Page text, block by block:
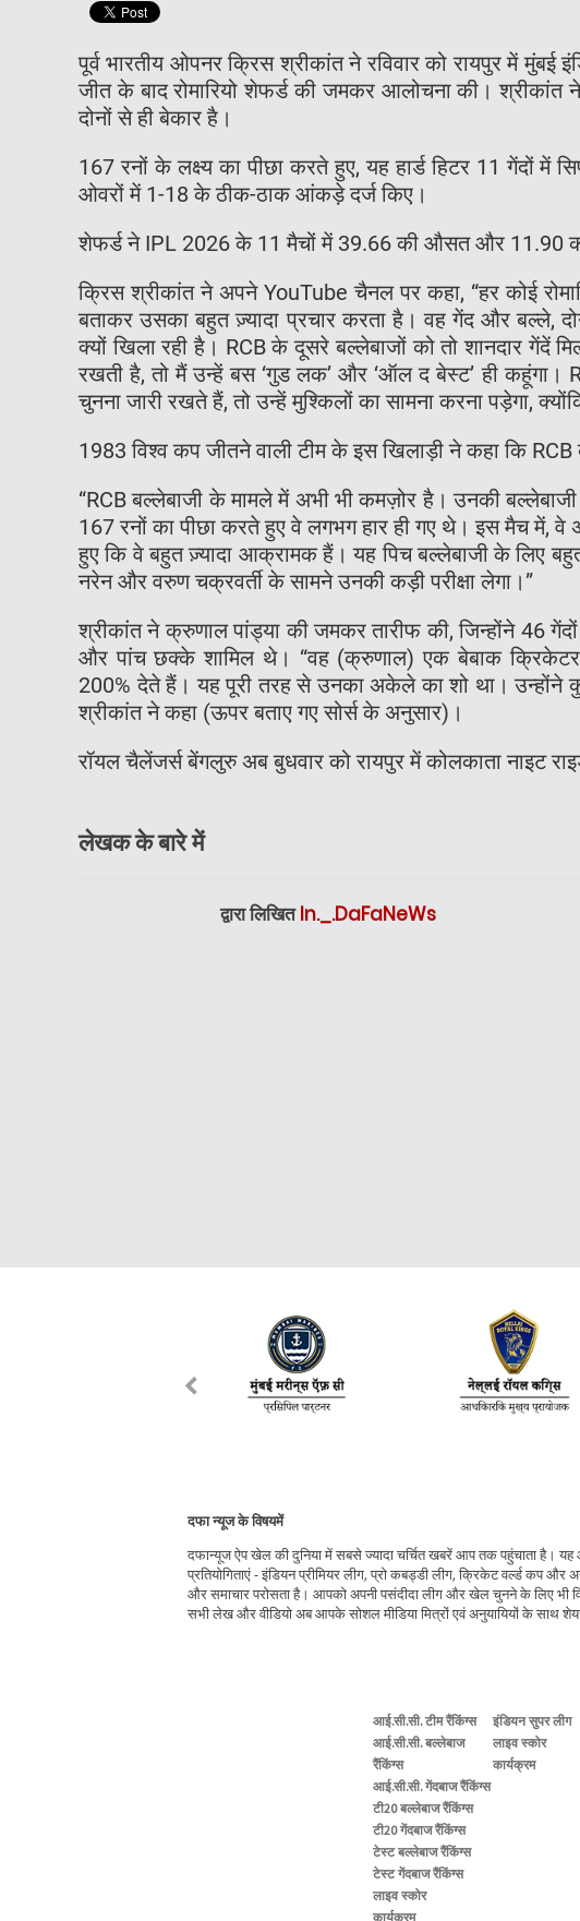
पूर्व भारतीय ओपनर क्रिस श्रीकांत ने रविवार को रायपुर में
जीत के बाद रोमारियो शेफर्ड की जमकर आलोचना की।
दोनों से ही बेकार है।
167 रनों के लक्ष्य का पीछा करते हुए, यह हार्ड हिटर 11 गेंदों में
ओवरों में 1-18 के ठीक-ठाक आंकड़े दर्ज किए।
शेफर्ड ने IPL 2026 के 11 मैचों में 39.66 की औसत और 11.90
क्रिस श्रीकांत ने अपने YouTube चैनल पर कहा, “हर कोई
बताकर उसका बहुत ज़्यादा प्रचार करता है। वह गेंद और बल्ले,
क्यों खिला रही है। RCB के दूसरे बल्लेबाजों को तो शानदार गेंदें
रखती है, तो मैं उन्हें बस ‘गुड लक’ और ‘ऑल द बेस्ट’ ही कहूंगा।
चुनना जारी रखते हैं, तो उन्हें मुश्किलों का सामना करना पड़ेगा,
1983 विश्व कप जीतने वाली टीम के इस खिलाड़ी ने कहा कि
“RCB बल्लेबाजी के मामले में अभी भी कमज़ोर है। उनकी
167 रनों का पीछा करते हुए वे लगभग हार ही गए थे। इस मैच में, वे
हुए कि वे बहुत ज़्यादा आक्रामक हैं। यह पिच बल्लेबाजी के लिए
नरेन और वरुण चक्रवर्ती के सामने उनकी कड़ी परीक्षा लेगा।”
श्रीकांत ने क्रुणाल पांड्या की जमकर तारीफ की, जिन्होंने 46
और पांच छक्के शामिल थे। “वह (क्रुणाल) एक बेबाक क्रिकेटर
200% देते हैं। यह पूरी तरह से उनका अकेले का शो था।
श्रीकांत ने कहा (ऊपर बताए गए सोर्स के अनुसार)।
रॉयल चैलेंजर्स बेंगलुरु अब बुधवार को रायपुर में कोलकाता नाइट
लेखक के बारे में
द्वारा लिखितIn._.DaFaNeWs
दफा न्यूज के विषयमें
दफान्यूज ऐप खेल की दुनिया में सबसे ज्यादा चर्चित खबरें आप तक पहुंचाता है।
प्रतियोगिताएं - इंडियन प्रीमियर लीग, प्रो कबड्डी लीग, क्रिकेट वर्ल्ड कप
और समाचार परोसता है। आपको अपनी पसंदीदा लीग और खेल चुनने के लिए भी
सभी लेख और वीडियो अब आपके सोशल मीडिया मित्रों एवं अनुयायियों के साथ
आई.सी.सी. टीम रैंकिंग्स
आई.सी.सी. बल्लेबाज
रैंकिंग्स
आई.सी.सी. गेंदबाज रैंकिंग्स
टी20 बल्लेबाज रैंकिंग्स
टी20 गेंदबाज रैंकिंग्स
टेस्ट बल्लेबाज रैंकिंग्स
टेस्ट गेंदबाज रैंकिंग्स
लाइव स्कोर
इंडियन सुपर लीग
लाइव स्कोर
कार्यक्रम